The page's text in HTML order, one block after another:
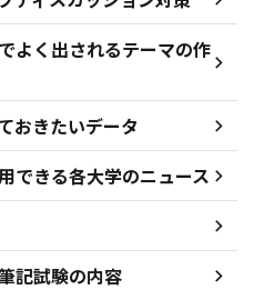
よく出されるテーマの作
おきたいデータ
できる各大学のニュース
記試験の内容